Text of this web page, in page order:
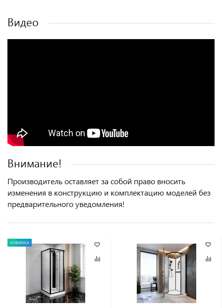
Видео
Внимание!
Производитель оставляет за собой право вносить
изменения в конструкцию и комплектацию моделей без
предварительного уведомления!
НОВИНКА